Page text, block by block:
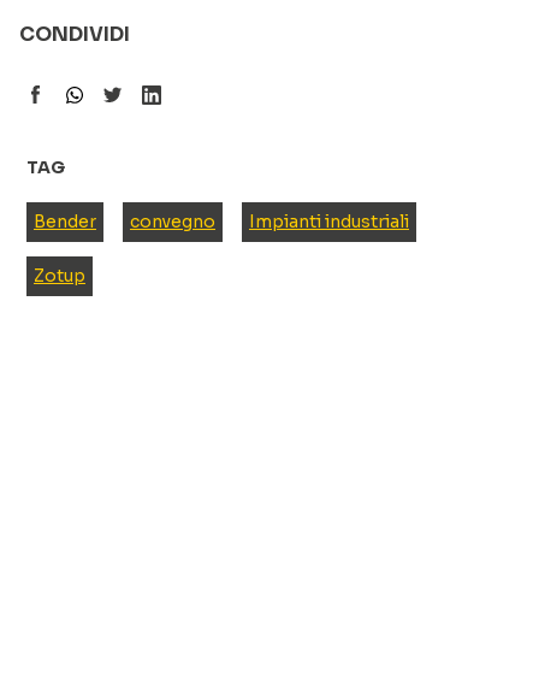
CONDIVIDI
TAG
Bender convegno Impianti industriali
Zotup